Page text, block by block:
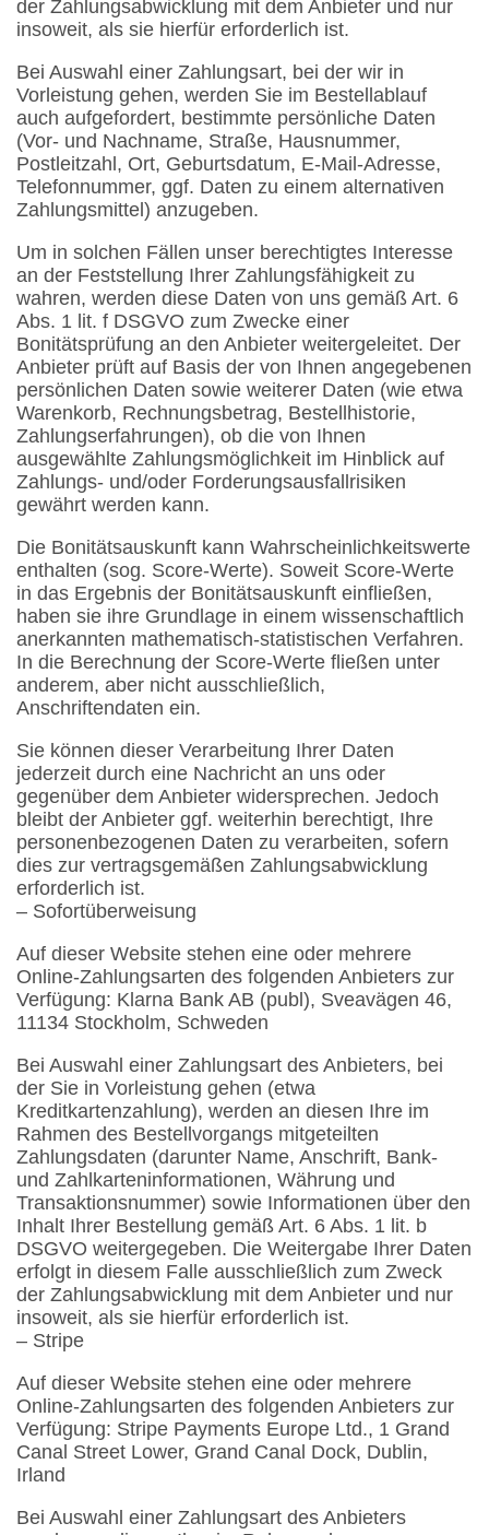
der Zahlungsabwicklung mit dem Anbieter und nur
insoweit, als sie hierfür erforderlich ist.
Bei Auswahl einer Zahlungsart, bei der wir in
Vorleistung gehen, werden Sie im Bestellablauf
auch aufgefordert, bestimmte persönliche Daten
(Vor- und Nachname, Straße, Hausnummer,
Postleitzahl, Ort, Geburtsdatum, E-Mail-Adresse,
Telefonnummer, ggf. Daten zu einem alternativen
Zahlungsmittel) anzugeben.
Um in solchen Fällen unser berechtigtes Interesse
an der Feststellung Ihrer Zahlungsfähigkeit zu
wahren, werden diese Daten von uns gemäß Art. 6
Abs. 1 lit. f DSGVO zum Zwecke einer
Bonitätsprüfung an den Anbieter weitergeleitet. Der
Anbieter prüft auf Basis der von Ihnen angegebenen
persönlichen Daten sowie weiterer Daten (wie etwa
Warenkorb, Rechnungsbetrag, Bestellhistorie,
Zahlungserfahrungen), ob die von Ihnen
ausgewählte Zahlungsmöglichkeit im Hinblick auf
Zahlungs- und/oder Forderungsausfallrisiken
gewährt werden kann.
Die Bonitätsauskunft kann Wahrscheinlichkeitswerte
enthalten (sog. Score-Werte). Soweit Score-Werte
in das Ergebnis der Bonitätsauskunft einfließen,
haben sie ihre Grundlage in einem wissenschaftlich
anerkannten mathematisch-statistischen Verfahren.
In die Berechnung der Score-Werte fließen unter
anderem, aber nicht ausschließlich,
Anschriftendaten ein.
Sie können dieser Verarbeitung Ihrer Daten
jederzeit durch eine Nachricht an uns oder
gegenüber dem Anbieter widersprechen. Jedoch
bleibt der Anbieter ggf. weiterhin berechtigt, Ihre
personenbezogenen Daten zu verarbeiten, sofern
dies zur vertragsgemäßen Zahlungsabwicklung
erforderlich ist.
– Sofortüberweisung
Auf dieser Website stehen eine oder mehrere
Online-Zahlungsarten des folgenden Anbieters zur
Verfügung: Klarna Bank AB (publ), Sveavägen 46,
11134 Stockholm, Schweden
Bei Auswahl einer Zahlungsart des Anbieters, bei
der Sie in Vorleistung gehen (etwa
Kreditkartenzahlung), werden an diesen Ihre im
Rahmen des Bestellvorgangs mitgeteilten
Zahlungsdaten (darunter Name, Anschrift, Bank-
und Zahlkarteninformationen, Währung und
Transaktionsnummer) sowie Informationen über den
Inhalt Ihrer Bestellung gemäß Art. 6 Abs. 1 lit. b
DSGVO weitergegeben. Die Weitergabe Ihrer Daten
erfolgt in diesem Falle ausschließlich zum Zweck
der Zahlungsabwicklung mit dem Anbieter und nur
insoweit, als sie hierfür erforderlich ist.
– Stripe
Auf dieser Website stehen eine oder mehrere
Online-Zahlungsarten des folgenden Anbieters zur
Verfügung: Stripe Payments Europe Ltd., 1 Grand
Canal Street Lower, Grand Canal Dock, Dublin,
Irland
Bei Auswahl einer Zahlungsart des Anbieters